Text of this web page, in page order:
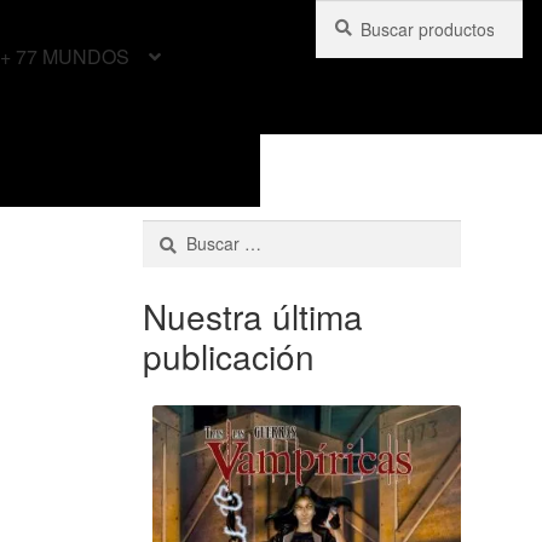
+ 77 MUNDOS
por:
Buscar:
Nuestra última
publicación